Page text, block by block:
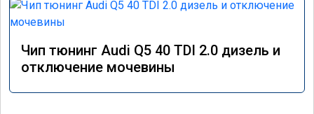
Чип тюнинг Audi Q5 40 TDI 2.0 дизель и
отключение мочевины